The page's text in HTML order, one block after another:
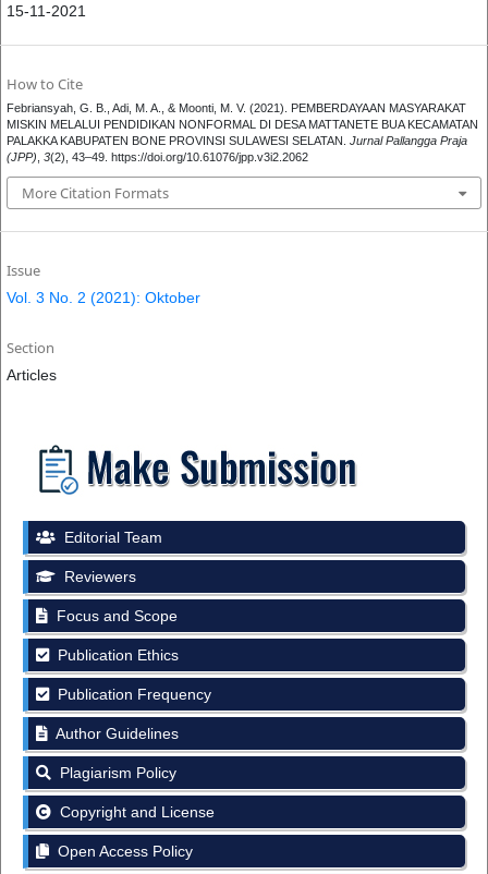
15-11-2021
How to Cite
Febriansyah, G. B., Adi, M. A., & Moonti, M. V. (2021). PEMBERDAYAAN MASYARAKAT
MISKIN MELALUI PENDIDIKAN NONFORMAL DI DESA MATTANETE BUA KECAMATAN
PALAKKA KABUPATEN BONE PROVINSI SULAWESI SELATAN. Jurnal Pallangga Praja
(JPP) 3(2), 43–49. https://doi.org/10.61076/jpp.v3i2.2062
More Citation Formats
Issue
Vol. 3 No. 2 (2021): Oktober
Section
Articles
Editorial Team
Reviewers
Focus and Scope
Publication Ethics
Publication Frequency
Author Guidelines
Plagiarism Policy
Copyright and License
Open Access Policy